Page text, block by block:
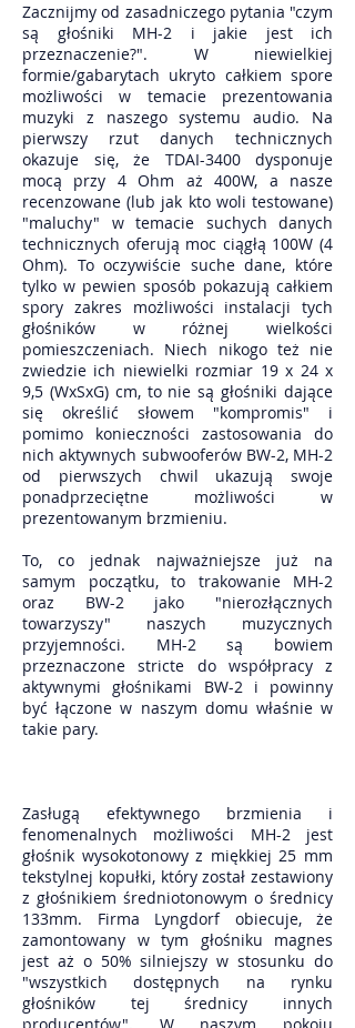
Zacznijmy od zasadniczego pytania "czym
są głośniki MH-2 i jakie jest ich
przeznaczenie?". W niewielkiej
formie/gabarytach ukryto całkiem spore
możliwości w temacie prezentowania
muzyki z naszego systemu audio. Na
pierwszy rzut danych technicznych
okazuje się, że TDAI-3400 dysponuje
mocą przy 4 Ohm aż 400W, a nasze
recenzowane (lub jak kto woli testowane)
"maluchy" w temacie suchych danych
technicznych oferują moc ciągłą 100W (4
Ohm). To oczywiście suche dane, które
tylko w pewien sposób pokazują całkiem
spory zakres możliwości instalacji tych
głośników w różnej wielkości
pomieszczeniach. Niech nikogo też nie
zwiedzie ich niewielki rozmiar 19 x 24 x
9,5 (WxSxG) cm, to nie są głośniki dające
się określić słowem "kompromis" i
pomimo konieczności zastosowania do
nich aktywnych subwooferów BW-2, MH-2
od pierwszych chwil ukazują swoje
ponadprzeciętne możliwości w
prezentowanym brzmieniu.
To, co jednak najważniejsze już na
samym początku, to trakowanie MH-2
oraz BW-2 jako "nierozłącznych
towarzyszy" naszych muzycznych
przyjemności. MH-2 są bowiem
przeznaczone stricte do współpracy z
aktywnymi głośnikami BW-2 i powinny
być łączone w naszym domu właśnie w
takie pary.
Zasługą efektywnego brzmienia i
fenomenalnych możliwości MH-2 jest
głośnik wysokotonowy z miękkiej 25 mm
tekstylnej kopułki, który został zestawiony
z głośnikiem średniotonowym o średnicy
133mm. Firma Lyngdorf obiecuje, że
zamontowany w tym głośniku magnes
jest aż o 50% silniejszy w stosunku do
"wszystkich dostępnych na rynku
głośników tej średnicy innych